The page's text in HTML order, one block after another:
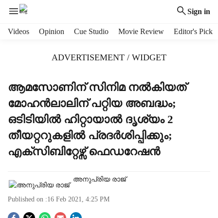
Sign in
Videos Opinion Cue Studio Movie Review Editor's Pick
ADVERTISEMENT / WIDGET
ആമസോണിന് സിനിമ നൽകിയത്
മോഹൻലാലിന് പറ്റിയ അബദ്ധം;
ഒടിടിയിൽ ഹിറ്റായാൽ ദൃശ്യം 2
തീയറ്ററുകളിൽ പ്രദർശിപ്പിക്കും;
എക്സിബിറ്റേഴ്സ് ഫെഡറേഷൻ
അനുപ്രിയ രാജ്‌
Published on :16 Feb 2021, 4:25 PM